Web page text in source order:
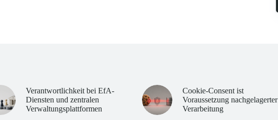
Verantwortlichkeit bei EfA-
Diensten und zentralen
Verwaltungsplattformen
Cookie-Consent ist
Voraussetzung nachgelagerter
Verarbeitung